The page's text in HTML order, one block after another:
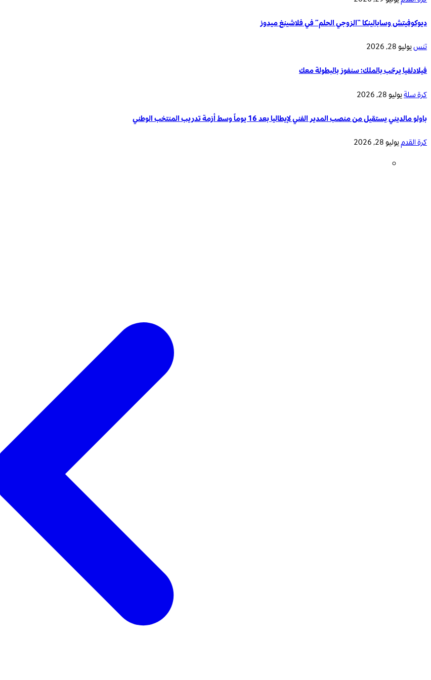
ديوكوفيتش وسابالينكا “الزوجي الحلم” في فلاشينغ ميدوز
تنسيوليو 28, 2026
فيلادلفيا يرحّب بالملك: سنفوز بالبطولة معك
كرة سلةيوليو 28, 2026
باولو مالديني يستقيل من منصب المدير الفني لإيطاليا بعد 16 يوماً وسط أزمة تدريب المنتخب الوطني
كرة القدميوليو 28, 2026